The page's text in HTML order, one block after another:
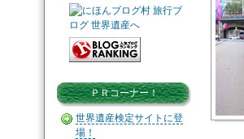
ＰＲコーナー！
世界遺産検定サイトに登
場！